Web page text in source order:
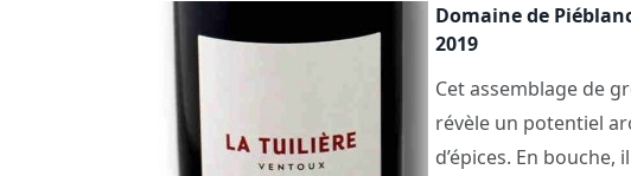
Domaine de
2019
Cet assemblage de
révèle un potentiel
d’épices. En